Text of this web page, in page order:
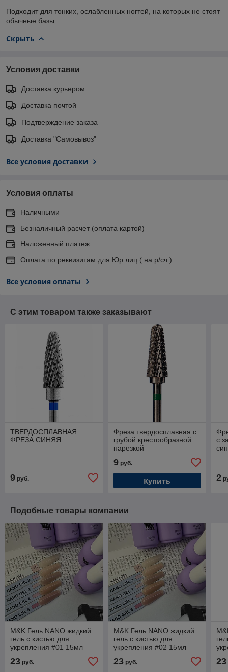
Подходит для тонких, ослабленных ногтей, на которых не стоят
обычные базы.
Скрыть
Условия доставки
Доставка курьером
Доставка почтой
Подтверждение заказа
Доставка "Самовывоз"
Все условия доставки
Условия оплаты
Наличными
Безналичный расчет (оплата картой)
Наложенный платеж
Оплата по реквизитам для Юр.лиц ( на р/сч )
Все условия оплаты
С этим товаром также заказывают
ТВЕРДОСПЛАВНАЯ
ФРЕЗА СИНЯЯ
9 руб.
Фреза твердосплавная с
грубой крестообразной
нарезкой
9руб.
Купить
с
2
Подобные товары компании
M&K Гель NANO жидкий
гель с кистью для
укрепления #01 15мл
23 руб.
M&K Гель NANO жидкий
гель с кистью для
укрепления #02 15мл
23руб. 23